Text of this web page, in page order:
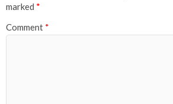
marked *
Comment *